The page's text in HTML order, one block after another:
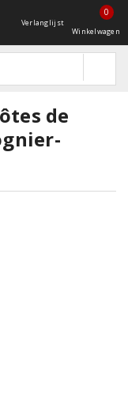
Verlanglijst
0
Winkelwagen
de